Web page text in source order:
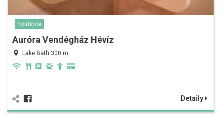
hostince
Auróra Vendégház Hévíz
Lake Bath 300 m
Detaily